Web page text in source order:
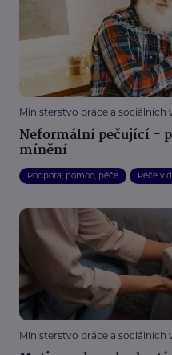
Ministerstvo práce a sociálních
Neformální pečující -
mínění
Podpora, pomoc, péče Péče v
Ministerstvo práce a sociálních